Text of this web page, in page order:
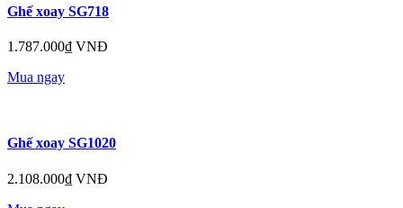
Ghế xoay SG718
1.787.000₫ VNĐ
Mua ngay
Ghế xoay SG1020
2.108.000₫ VNĐ